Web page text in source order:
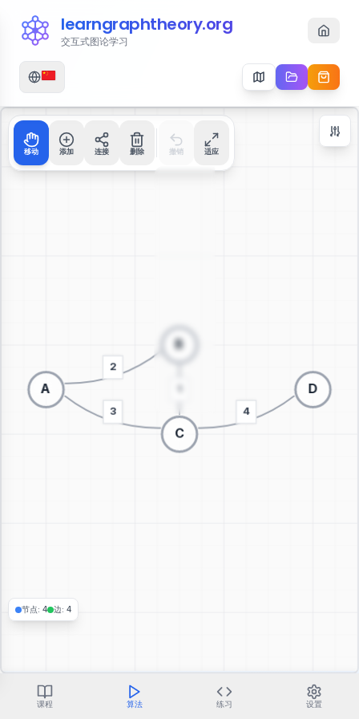
learngraphtheory.org
交互式图论学习
移动 添加 连接 删除 撤销 适应
切换到3D可视化
节点: 4 边: 4
课程 算法 练习 设置